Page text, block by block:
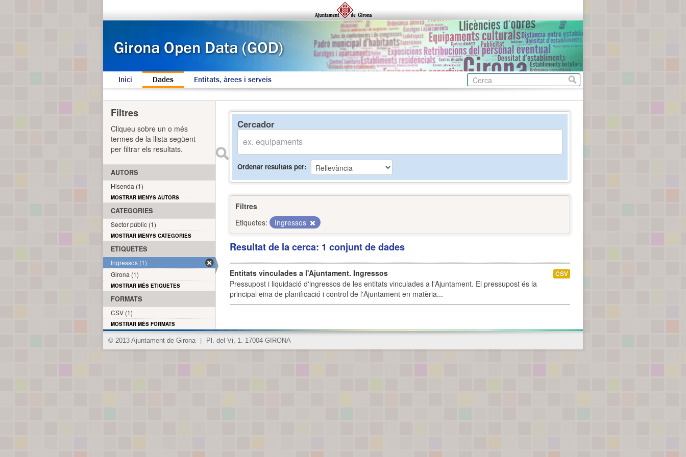
Inici Dades Entitats, àrees i serveis
Cercador
Ordenar resultats per
Filtres
Etiquetes:
Ingressos
Resultat de la cerca: 1 conjunt de dades
Entitats vinculades a l'Ajuntament. Ingressos
Pressupost i liquidació d'ingressos de les entitats vinculades a l'Ajuntament. El pressupost és la
principal eina de planificació i control de l'Ajuntament en matèria...
CSV
Filtres
Cliqueu sobre un o més
termes de la llista següent
per filtrar els resultats.
AUTORS
Hisenda (1)
MOSTRAR MENYS AUTORS
CATEGORIES
Sector públic (1)
MOSTRAR MENYS CATEGORIES
ETIQUETES
Ingressos (1)
Girona (1)
MOSTRAR MÉS ETIQUETES
FORMATS
CSV (1)
MOSTRAR MÉS FORMATS
© 2013 Ajuntament de Girona Pl. del Vi, 1. 17004 GIRONA